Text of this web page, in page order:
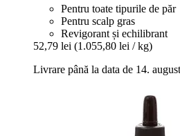
Pentru toate tipurile de păr
Pentru scalp gras
Revigorant și echilibrant
52,79 lei (1.055,80 lei / kg)
Livrare până la data de 14. august